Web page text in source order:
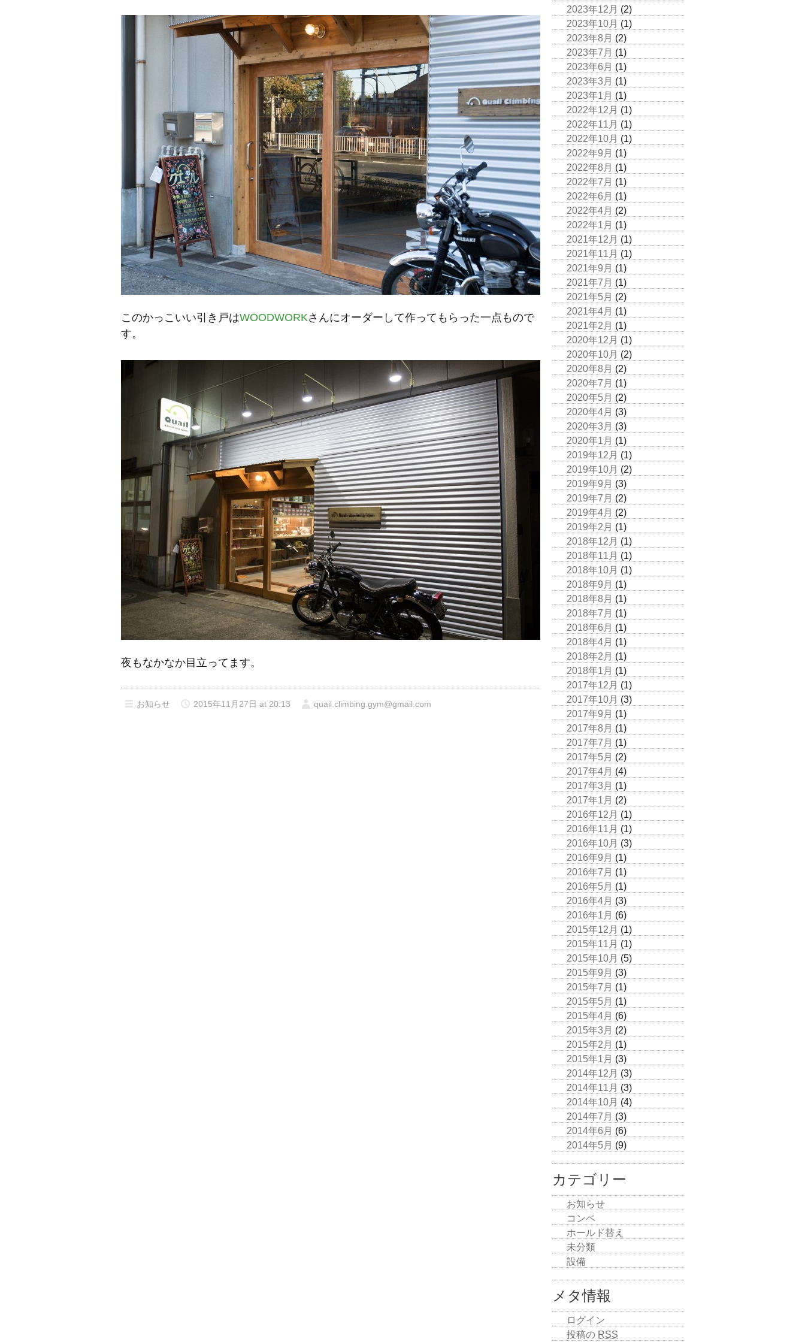
このかっこいい引き戸はWOODWORKさんにオーダーして作ってもらった一点もので
す。
夜もなかなか目立ってます。
お知らせ 2015年11月27日 at 20:13 quail.climbing.gym@gmail.com
2023年12月 (2)
2023年10月 (1)
2023年8月 (2)
2023年7月 (1)
2023年6月 (1)
2023年3月 (1)
2023年1月 (1)
2022年12月 (1)
2022年11月 (1)
2022年10月 (1)
2022年9月 (1)
2022年8月 (1)
2022年7月 (1)
2022年6月 (1)
2022年4月 (2)
2022年1月 (1)
2021年12月 (1)
2021年11月 (1)
2021年9月 (1)
2021年7月 (1)
2021年5月 (2)
2021年4月 (1)
2021年2月 (1)
2020年12月 (1)
2020年10月 (2)
2020年8月 (2)
2020年7月 (1)
2020年5月 (2)
2020年4月 (3)
2020年3月 (3)
2020年1月 (1)
2019年12月 (1)
2019年10月 (2)
2019年9月 (3)
2019年7月 (2)
2019年4月 (2)
2019年2月 (1)
2018年12月 (1)
2018年11月 (1)
2018年10月 (1)
2018年9月 (1)
2018年8月 (1)
2018年7月 (1)
2018年6月 (1)
2018年4月 (1)
2018年2月 (1)
2018年1月 (1)
2017年12月 (1)
2017年10月 (3)
2017年9月 (1)
2017年8月 (1)
2017年7月 (1)
2017年5月 (2)
2017年4月 (4)
2017年3月 (1)
2017年1月 (2)
2016年12月 (1)
2016年11月 (1)
2016年10月 (3)
2016年9月 (1)
2016年7月 (1)
2016年5月 (1)
2016年4月 (3)
2016年1月 (6)
2015年12月 (1)
2015年11月 (1)
2015年10月 (5)
2015年9月 (3)
2015年7月 (1)
2015年5月 (1)
2015年4月 (6)
2015年3月 (2)
2015年2月 (1)
2015年1月 (3)
2014年12月 (3)
2014年11月 (3)
2014年10月 (4)
2014年7月 (3)
2014年6月 (6)
2014年5月 (9)
カテゴリー
お知らせ
コンペ
ホールド替え
未分類
設備
メタ情報
ログイン
投稿の RSS